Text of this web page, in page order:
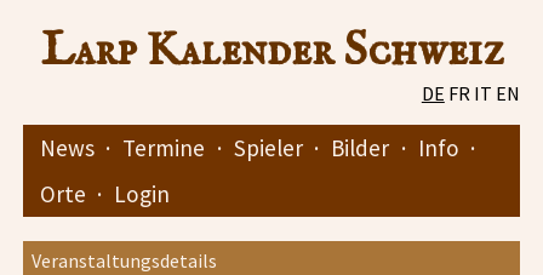
Larp Kalender Schweiz
DE FR IT EN
News · Termine · Spieler · Bilder · Info ·
Orte · Login
Veranstaltungsdetails